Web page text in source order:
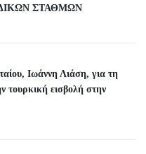
ΣΤΑΘΜΩΝ
Ιωάννη Λιάση, για τη
εισβολή στην